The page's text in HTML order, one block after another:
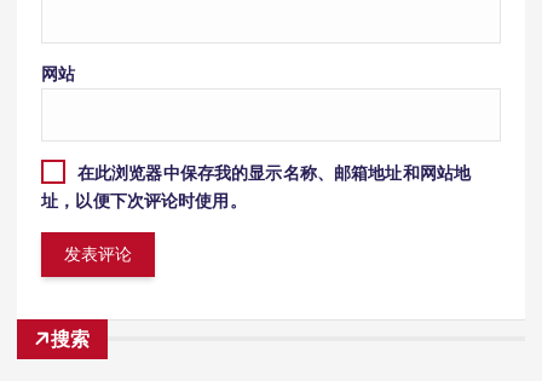
网站
在此浏览器中保存我的显示名称、邮箱地址和网站地
址，以便下次评论时使用。
搜索